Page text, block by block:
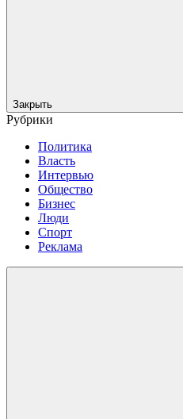
Закрыть
Рубрики
Политика
Власть
Интервью
Общество
Бизнес
Люди
Спорт
Реклама